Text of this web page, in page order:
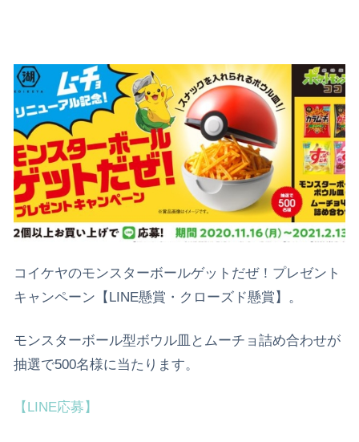
コイケヤのモンスターボールゲットだぜ！プレゼント
キャンペーン【LINE懸賞・クローズド懸賞】。
モンスターボール型ボウル皿とムーチョ詰め合わせが
抽選で500名様に当たります。
【LINE応募】